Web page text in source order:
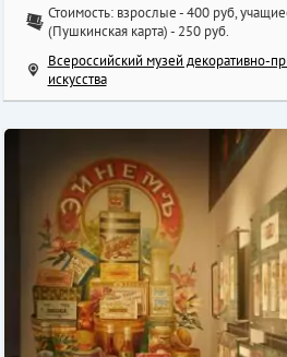
Стоимость: взрослые - 400 руб,
(Пушкинская карта) - 250 руб.
Всероссийский музей декоративно-
искусства